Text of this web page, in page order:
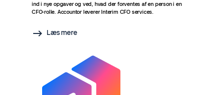
ind i nye opgaver og ved, hvad der forventes af en person i en
CFO-rolle. Accountor leverer Interim CFO services.
Læs mere